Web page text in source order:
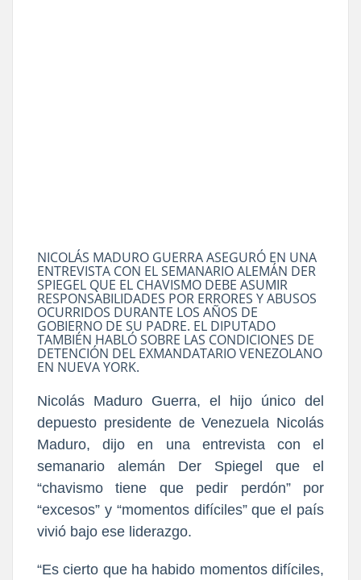
NICOLÁS MADURO GUERRA ASEGURÓ EN UNA
ENTREVISTA CON EL SEMANARIO ALEMÁN DER
SPIEGEL QUE EL CHAVISMO DEBE ASUMIR
RESPONSABILIDADES POR ERRORES Y ABUSOS
OCURRIDOS DURANTE LOS AÑOS DE
GOBIERNO DE SU PADRE. EL DIPUTADO
TAMBIÉN HABLÓ SOBRE LAS CONDICIONES DE
DETENCIÓN DEL EXMANDATARIO VENEZOLANO
EN NUEVA YORK.
Nicolás Maduro Guerra, el hijo único del
depuesto presidente de Venezuela Nicolás
Maduro, dijo en una entrevista con el
semanario alemán Der Spiegel que el
“chavismo tiene que pedir perdón” por
“excesos” y “momentos difíciles” que el país
vivió bajo ese liderazgo.
“Es cierto que ha habido momentos difíciles,